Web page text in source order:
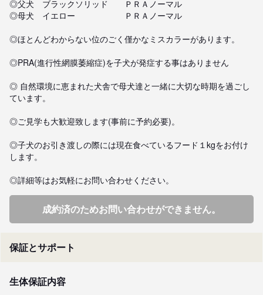
◎父犬　ブラックソリッド　　ＰＲＡノーマル
◎母犬　イエロー　　　　　　ＰＲＡノーマル
◎ほとんどわからない位のごく僅かなミスカラーがあります。
◎PRA(進行性網膜萎縮症)を子犬が発症する事はありません
◎ 自然環境に恵まれた犬舎で母犬達と一緒に大切な時期を過ごし
ています。
◎ご見学も大歓迎致します(事前に予約必要)。
◎子犬のお引き渡しの際には現在食べているフード１kgをお付け
します。
◎詳細等はお気軽にお問い合わせください。
成約済のためお問い合わせができません。
保証とサポート
生体保証内容